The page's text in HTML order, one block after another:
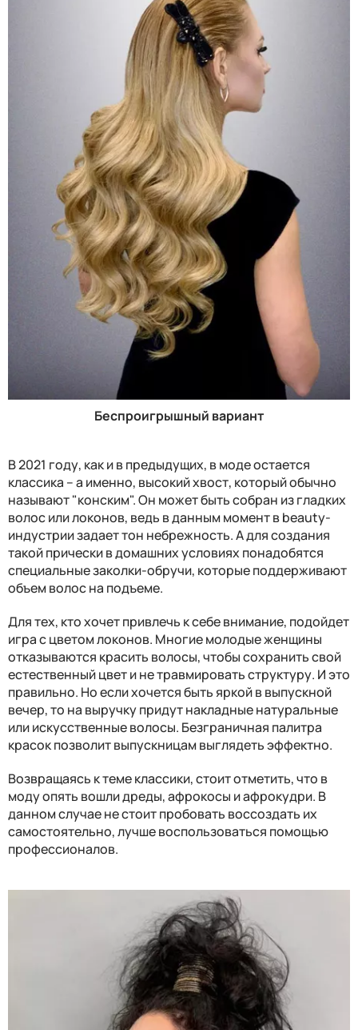
Беспроигрышный вариант
В 2021 году, как и в предыдущих, в моде остается
классика – а именно, высокий хвост, который обычно
называют "конским". Он может быть собран из гладких
волос или локонов, ведь в данным момент в beauty-
индустрии задает тон небрежность. А для создания
такой прически в домашних условиях понадобятся
специальные заколки-обручи, которые поддерживают
объем волос на подъеме.
Для тех, кто хочет привлечь к себе внимание, подойдет
игра с цветом локонов. Многие молодые женщины
отказываются красить волосы, чтобы сохранить свой
естественный цвет и не травмировать структуру. И это
правильно. Но если хочется быть яркой в выпускной
вечер, то на выручку придут накладные натуральные
или искусственные волосы. Безграничная палитра
красок позволит выпускницам выглядеть эффектно.
Возвращаясь к теме классики, стоит отметить, что в
моду опять вошли дреды, афрокосы и афрокудри. В
данном случае не стоит пробовать воссоздать их
самостоятельно, лучше воспользоваться помощью
профессионалов.